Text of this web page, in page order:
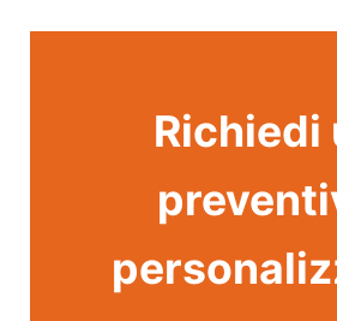
Richiedi